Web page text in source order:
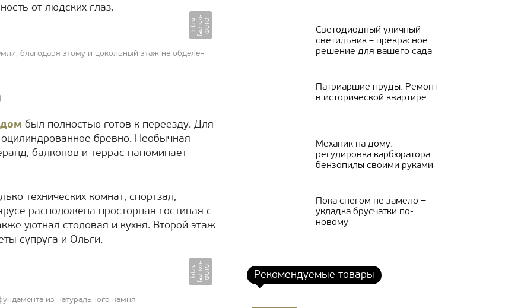
от людских глаз.
Ф
О
Т
О :
f
a
s
hi
o
n
-i
n
t.
r
u
благодаря этому и цокольный этаж не обделён
был полностью готов к переезду. Для
бревно. Необычная
балконов и террас напоминает
технических комнат, спортзал,
расположена просторная гостиная с
уютная столовая и кухня. Второй этаж
супруга и Ольги.
Ф
О
Т
О :
f
a
s
hi
o
n
-i
n
t.
r
u
из натурального камня
Светодиодный уличный
светильник – прекрасное
решение для вашего сада
Патриаршие пруды: Ремонт
в исторической квартире
Механик на дому:
регулировка карбюратора
бензопилы своими руками
Пока снегом не замело −
укладка брусчатки по-
новому
Рекомендуемые товары